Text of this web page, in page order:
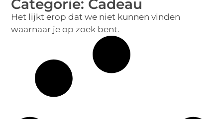
Categorie: Cadeau
Het lijkt erop dat we niet kunnen vinden
waarnaar je op zoek bent.